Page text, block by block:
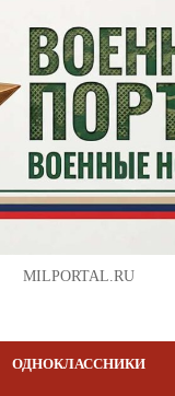
MILPORTAL.RU
ОДНОКЛАССНИКИ